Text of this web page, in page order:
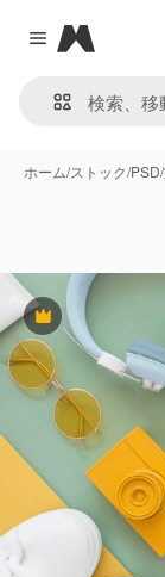
Close menu
Magnific
ホーム/ストック/PSD/
Premium